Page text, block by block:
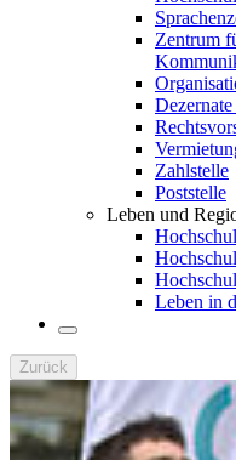
Zentrum
Zahlstelle
Poststelle
Leben und
Leben in
Zurück